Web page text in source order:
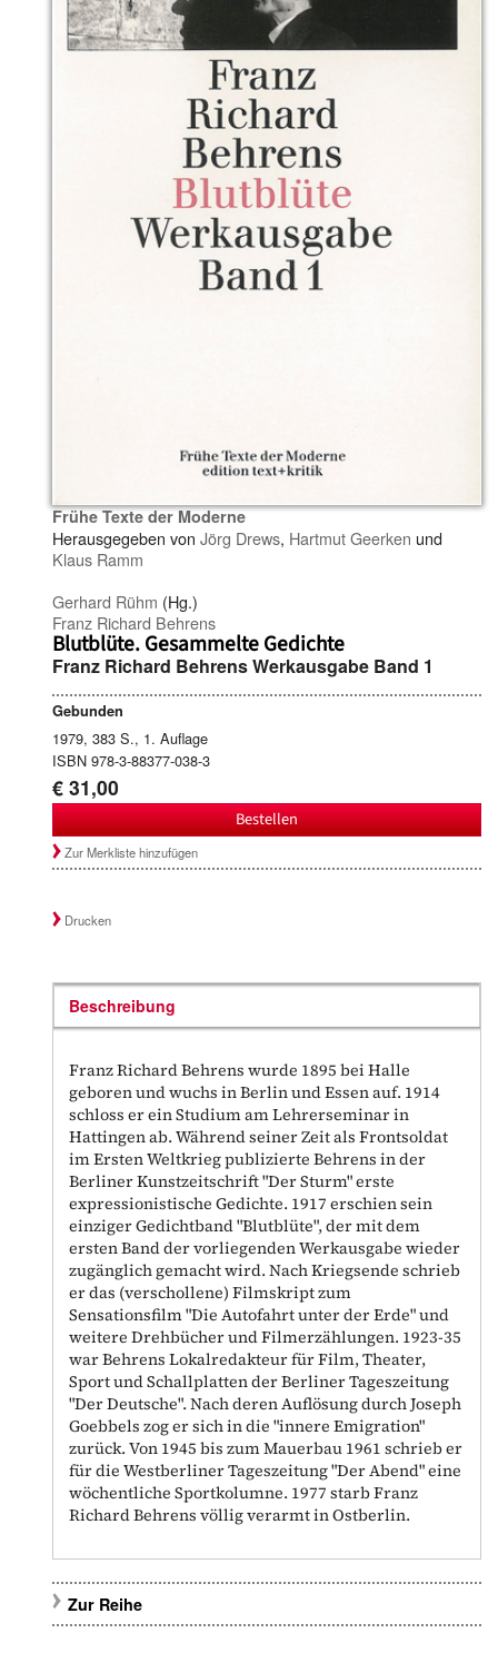
Frühe Texte der Moderne
Herausgegeben von Jörg Drews, Hartmut Geerken und
Klaus Ramm
Gerhard Rühm (Hg.)
Franz Richard Behrens
Blutblüte. Gesammelte Gedichte
Franz Richard Behrens Werkausgabe Band 1
Gebunden
1979, 383 S., 1. Auflage
ISBN 978-3-88377-038-3
€ 31,00
Bestellen
Zur Merkliste hinzufügen
Drucken
Beschreibung
Franz Richard Behrens wurde 1895 bei Halle
geboren und wuchs in Berlin und Essen auf. 1914
schloss er ein Studium am Lehrerseminar in
Hattingen ab. Während seiner Zeit als Frontsoldat
im Ersten Weltkrieg publizierte Behrens in der
Berliner Kunstzeitschrift "Der Sturm" erste
expressionistische Gedichte. 1917 erschien sein
einziger Gedichtband "Blutblüte", der mit dem
ersten Band der vorliegenden Werkausgabe wieder
zugänglich gemacht wird. Nach Kriegsende schrieb
er das (verschollene) Filmskript zum
Sensationsfilm "Die Autofahrt unter der Erde" und
weitere Drehbücher und Filmerzählungen. 1923-35
war Behrens Lokalredakteur für Film, Theater,
Sport und Schallplatten der Berliner Tageszeitung
"Der Deutsche". Nach deren Auflösung durch Joseph
Goebbels zog er sich in die "innere Emigration"
zurück. Von 1945 bis zum Mauerbau 1961 schrieb er
für die Westberliner Tageszeitung "Der Abend" eine
wöchentliche Sportkolumne. 1977 starb Franz
Richard Behrens völlig verarmt in Ostberlin.
Zur Reihe